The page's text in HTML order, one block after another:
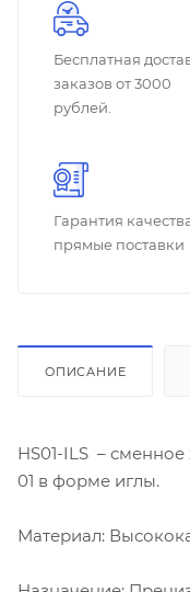
Бесплатная
заказов от 3000
рублей.
Гарантия
прямые поставки
ОПИСАНИЕ
HS01-ILS –
01 в форме иглы.
Материал: